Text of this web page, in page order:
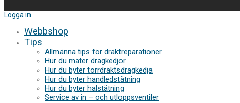
Logga in
Webbshop
Tips
Allmänna tips för dräktreparationer
Hur du mäter dragkedjor
Hur du byter torrdräktsdragkedja
Hur du byter handledstätning
Hur du byter halstätning
Service av in – och utloppsventiler